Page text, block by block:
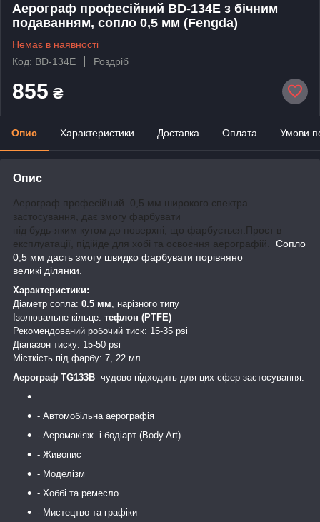
Аерограф професійний BD-134E з бічним
подаванням, сопло 0,5 мм (Fengda)
Немає в наявності
Код: BD-134E
Роздріб
855 ₴
Опис Характеристики Доставка Оплата Умови
Опис
Аерограф професійний 0,5 мм широкого спектра
застосування, дає змогу фарбувати
під будь-яким кутом до поверхні, що фарбується.Прост в
експлуатації, підійде для хобі та освоєння аерографій. Сопло
0,5 мм дасть змогу швидко фарбувати порівняно
великі ділянки.
Характеристики:
Діаметр сопла: 0.5 мм , нарізного типу
Ізолювальне кільце: тефлон (PTFE)
Рекомендований робочий тиск: 15-35 psi
Діапазон тиску: 15-50 psi
Місткість під фарбу: 7, 22 мл
Аерограф TG133B чудово підходить для цих сфер застосування:
- Автомобільна аерографія
- Аеромакіяж і бодіарт (Body Art)
- Живопис
- Моделізм
- Хоббі та ремесло
- Мистецтво та графіки